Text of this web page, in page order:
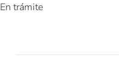
En trámite